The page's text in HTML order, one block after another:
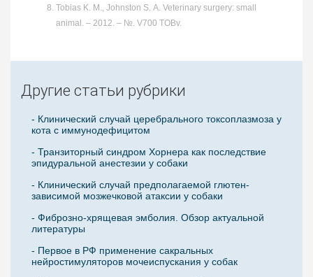
Tobias K. M., Johnston S. A. Veterinary surgery: small
animal. – 2012. – №. V700 TOBv.
Другие статьи рубрики
- Клинический случай церебрального токсоплазмоза у
кота с иммунодефицитом
- Транзиторный синдром Хорнера как последствие
эпидуральной анестезии у собаки
- Клинический случай предполагаемой глютен-
зависимой мозжечковой атаксии у собаки
- Фиброзно-хрящевая эмболия. Обзор актуальной
литературы
- Первое в РФ применение сакральных
нейростимуляторов мочеиспускания у собак